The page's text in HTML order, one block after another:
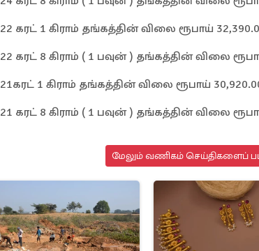
22 கரட் 1 கிராம் தங்கத்தின் விலை ரூபாய்
22 கரட் 8 கிராம் ( 1 பவுன் ) தங்கத்தின் விலை
21கரட் 1 கிராம் தங்கத்தின் விலை ரூபாய்
21 கரட் 8 கிராம் ( 1 பவுன் ) தங்கத்தின் விலை
மேலும் வணிகம் செய்திகளைப்